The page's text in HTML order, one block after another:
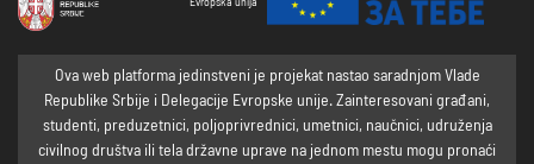
Ova web platforma jedinstveni je projekat nastao saradnjom Vlade
Republike Srbije i Delegacije Evropske unije. Zainteresovani građani,
studenti, preduzetnici, poljoprivrednici, umetnici, naučnici, udruženja
civilnog društva ili tela državne uprave na jednom mestu mogu pronaći